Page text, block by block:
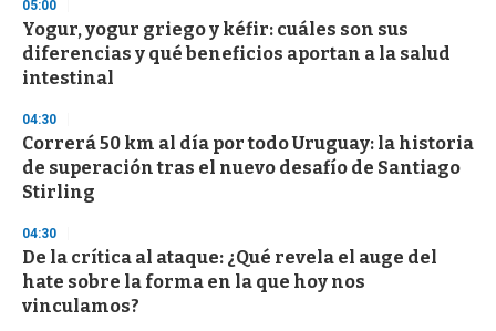
d
s
o
f
3
s
e
c
o
n
05:00
Yogur, yogur griego y kéfir: cuáles son sus
diferencias y qué beneficios aportan a la salud
intestinal
04:30
Correrá 50 km al día por todo Uruguay: la historia
de superación tras el nuevo desafío de Santiago
Stirling
04:30
De la crítica al ataque: ¿Qué revela el auge del
hate sobre la forma en la que hoy nos
vinculamos?